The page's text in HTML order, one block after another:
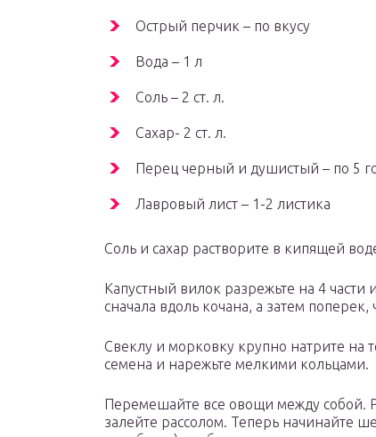
Острый перчик – по вкусу
Вода – 1 л
Соль – 2 ст. л.
Сахар- 2 ст. л.
Перец черный и душистый – по 5
Лавровый лист – 1-2 листика
Соль и сахар растворите в кипящей
Капустный вилок разрежьте на 4
сначала вдоль кочана, а затем
Свеклу и морковку крупно натрите на
семена и нарежьте мелкими кольцами.
Перемешайте все овощи между собой.
залейте рассолом. Теперь начинайте